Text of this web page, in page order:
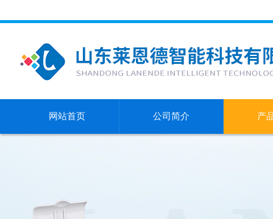
网站首页 公司简介 产